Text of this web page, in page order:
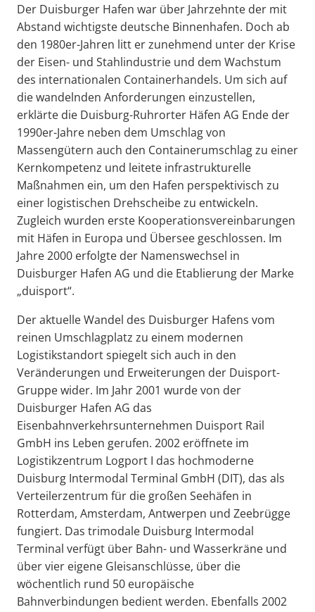
Der Duisburger Hafen war über Jahrzehnte der mit
Abstand wichtigste deutsche Binnenhafen. Doch ab
den 1980er-Jahren litt er zunehmend unter der Krise
der Eisen- und Stahlindustrie und dem Wachstum
des internationalen Containerhandels. Um sich auf
die wandelnden Anforderungen einzustellen,
erklärte die Duisburg-Ruhrorter Häfen AG Ende der
1990er-Jahre neben dem Umschlag von
Massengütern auch den Containerumschlag zu einer
Kernkompetenz und leitete infrastrukturelle
Maßnahmen ein, um den Hafen perspektivisch zu
einer logistischen Drehscheibe zu entwickeln.
Zugleich wurden erste Kooperationsvereinbarungen
mit Häfen in Europa und Übersee geschlossen. Im
Jahre 2000 erfolgte der Namenswechsel in
Duisburger Hafen AG und die Etablierung der Marke
„duisport“.
Der aktuelle Wandel des Duisburger Hafens vom
reinen Umschlagplatz zu einem modernen
Logistikstandort spiegelt sich auch in den
Veränderungen und Erweiterungen der Duisport-
Gruppe wider. Im Jahr 2001 wurde von der
Duisburger Hafen AG das
Eisenbahnverkehrsunternehmen Duisport Rail
GmbH ins Leben gerufen. 2002 eröffnete im
Logistikzentrum Logport I das hochmoderne
Duisburg Intermodal Terminal GmbH (DIT), das als
Verteilerzentrum für die großen Seehäfen in
Rotterdam, Amsterdam, Antwerpen und Zeebrügge
fungiert. Das trimodale Duisburg Intermodal
Terminal verfügt über Bahn- und Wasserkräne und
über vier eigene Gleisanschlüsse, über die
wöchentlich rund 50 europäische
Bahnverbindungen bedient werden. Ebenfalls 2002